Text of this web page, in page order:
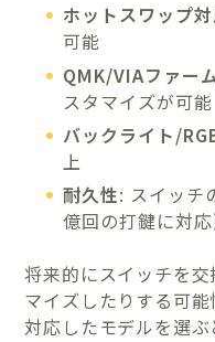
ホットスワップ
可能
QMK/VIAファー
スタマイズが可能
バックライト/
上
耐久性: スイッチ
億回の打鍵に対応
将来的にスイッチを
マイズしたりする可
対応したモデルを選ぶ